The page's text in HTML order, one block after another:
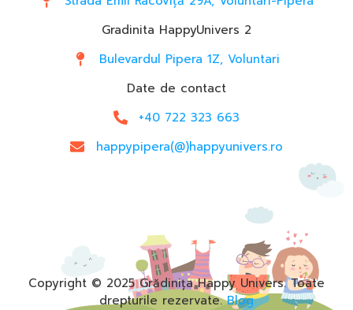
Gradinita HappyUnivers 2
Bulevardul Pipera 1Z, Voluntari
Date de contact
+40 722 323 663
happypipera(@)happyunivers.ro
Copyright © 2025 Grădinița Happy Univers. Toate
drepturile rezervate.Blog